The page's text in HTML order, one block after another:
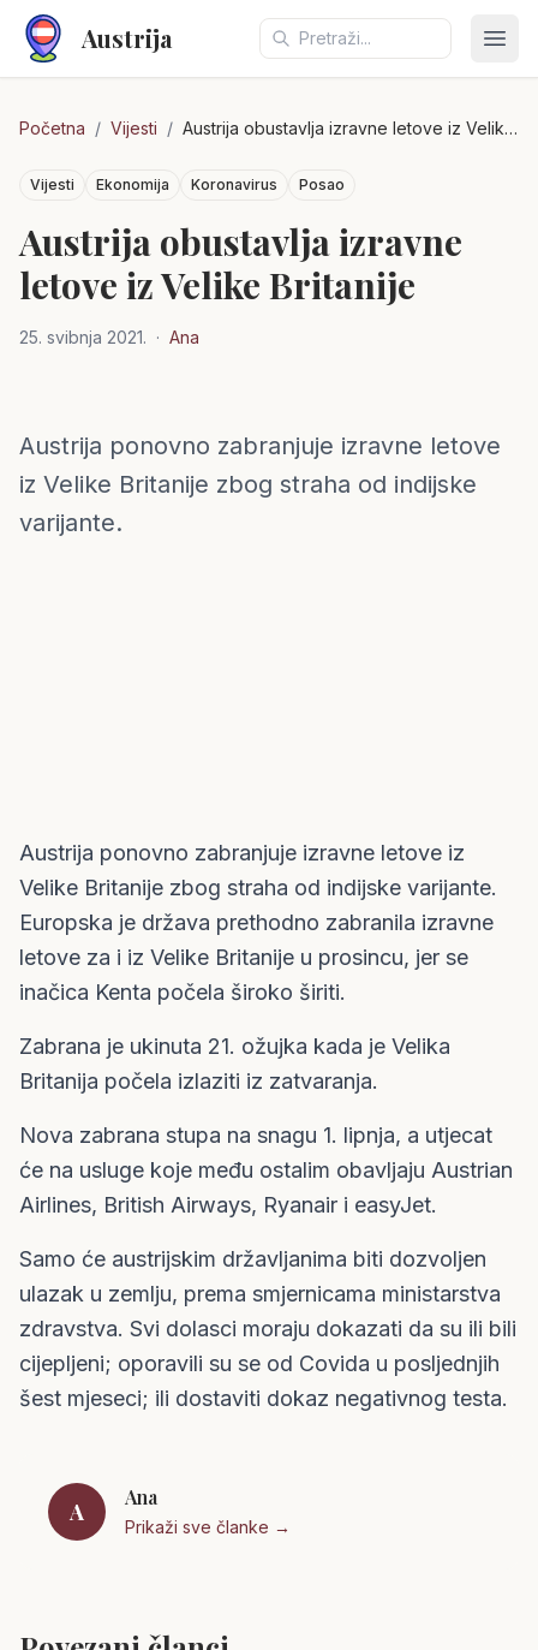
Austrija
Početna / Vijesti / Austrija obustavlja izravne letove iz Velike Britanije
Vijesti Ekonomija Koronavirus Posao
Austrija obustavlja izravne
letove iz Velike Britanije
25. svibnja 2021. · Ana
Austrija
Austrija ponovno zabranjuje izravne letove
iz Velike Britanije zbog straha od indijske
varijante.
Austrija ponovno zabranjuje izravne letove iz
Velike Britanije zbog straha od indijske varijante.
Europska je država prethodno zabranila izravne
letove za i iz Velike Britanije u prosincu, jer se
inačica Kenta počela široko širiti.
Zabrana je ukinuta 21. ožujka kada je Velika
Britanija počela izlaziti iz zatvaranja.
Nova zabrana stupa na snagu 1. lipnja, a utjecat
će na usluge koje među ostalim obavljaju Austrian
Airlines, British Airways, Ryanair i easyJet.
Samo će austrijskim državljanima biti dozvoljen
ulazak u zemlju, prema smjernicama ministarstva
zdravstva. Svi dolasci moraju dokazati da su ili bili
cijepljeni; oporavili su se od Covida u posljednjih
šest mjeseci; ili dostaviti dokaz negativnog testa.
A
Ana
Prikaži sve članke →